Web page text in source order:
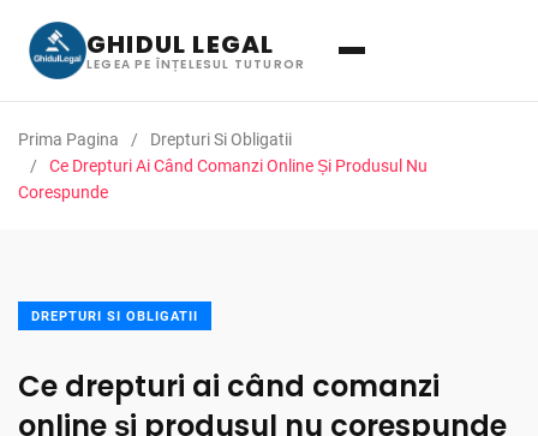
GHIDUL LEGAL
LEGEA PE ÎNȚELESUL TUTUROR
Prima Pagina
Drepturi Si Obligatii
Ce Drepturi Ai Când Comanzi Online Și Produsul Nu
Corespunde
DREPTURI SI OBLIGATII
Ce drepturi ai când comanzi
online și produsul nu corespunde